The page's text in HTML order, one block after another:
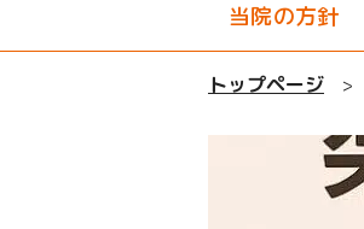
当院の方針
トップページ